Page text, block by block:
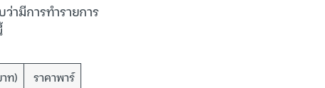
ามีการทำรายการ
ท)
ราคาพาร์